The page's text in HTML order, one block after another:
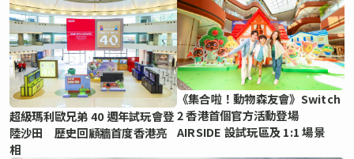
超級瑪利歐兄弟 40 週年試玩會登
陸沙田 歷史回顧牆首度香港亮
相
《集合啦！動物森友會》Switch
2 香港首個官方活動登場
AIRSIDE 設試玩區及 1:1 場景